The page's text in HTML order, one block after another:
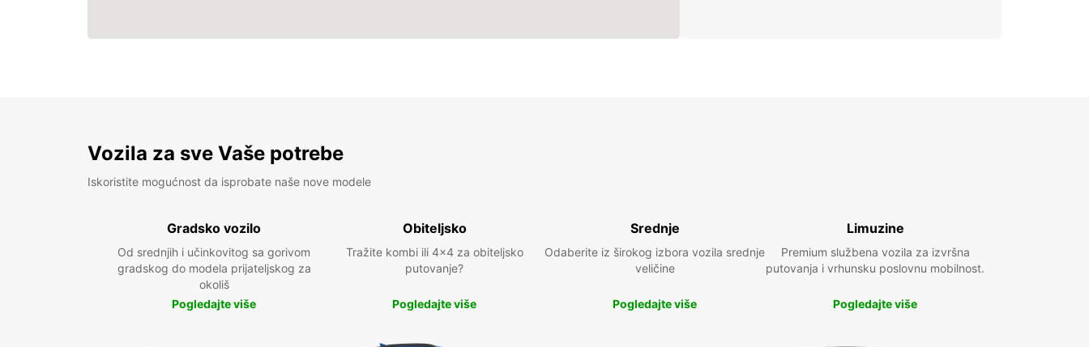
Vozila za sve Vaše potrebe
Iskoristite mogućnost da isprobate naše nove modele
Gradsko vozilo
Od srednjih i učinkovitog sa gorivom
gradskog do modela prijateljskog za
okoliš
Pogledajte više
Obiteljsko
Tražite kombi ili 4x4 za obiteljsko
putovanje?
Pogledajte više
Srednje
Odaberite iz širokog izbora vozila srednje
veličine
Pogledajte više
Limuzine
Premium službena vozila za izvršna
putovanja i vrhunsku poslovnu mobilnost.
Pogledajte više